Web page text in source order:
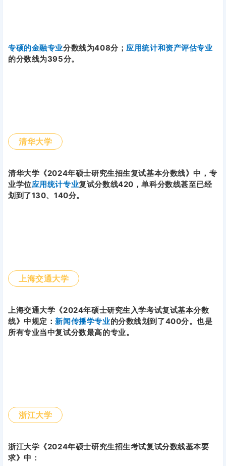
专硕的金融专业分数线为408分；应用统计和资产评估专业
的分数线为395分。
清华大学
清华大学《2024年硕士研究生招生复试基本分数线》中，专
业学位应用统计专业复试分数线420，单科分数线甚至已经
划到了130、140分。
上海交通大学
上海交通大学《2024年硕士研究生入学考试复试基本分数
线》中规定： 新闻传播学专业的分数线划到了400分。也是
所有专业当中复试分数最高的专业。
浙江大学
浙江大学《2024年硕士研究生招生考试复试分数线基本要
求》中：